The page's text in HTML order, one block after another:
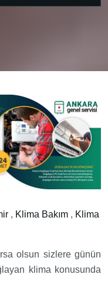
, Klima Bakım , Klima
olsun sizlere günün
klima konusunda